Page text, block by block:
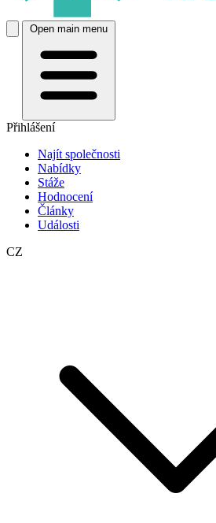
Open main menu
Přihlášení
Najít společnosti
Nabídky
Stáže
Hodnocení
Články
Události
CZ